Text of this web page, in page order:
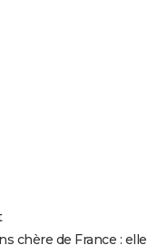
chère de France : elle